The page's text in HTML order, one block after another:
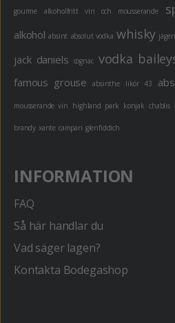
gourme alkoholfritt vin och mousserande
alkohol absint absolut vodka whisky
jack daniels cognac vodka
famous grouse absinthe likör 43
mousserande vin highland park konjak chablis
brandy xante campari glenfiddich
INFORMATION
FAQ
Så här handlar du
Vad säger lagen?
Kontakta Bodegashop